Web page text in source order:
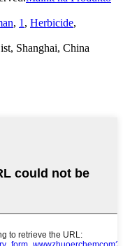
, 1 , Herbicide,
Shanghai, China